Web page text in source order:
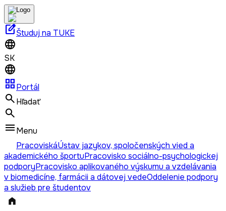
edit_squareŠtuduj na TUKE
SK
grid_viewPortál
Hľadať
Menu
PracoviskáÚstav jazykov, spoločenských vied a
akademického športuPracovisko sociálno-psychologickej
podporyPracovisko aplikovaného výskumu a vzdelávania
v biomedicíne, farmácii a dátovej vedeOddelenie podpory
a služieb pre študentov